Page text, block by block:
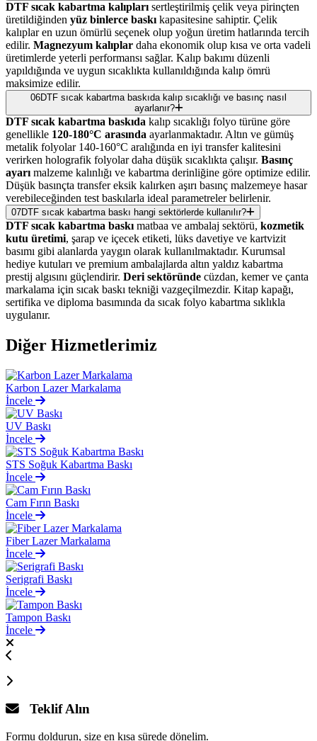
DTF sıcak kabartma kalıplarısertleştirilmiş çelik veya pirinçten
üretildiğinden yüz binlerce baskıkapasitesine sahiptir. Çelik
kalıplar en uzun ömürlü seçenek olup yoğun üretim hatlarında tercih
edilir. Magnezyum kalıplar daha ekonomik olup kısa ve orta vadeli
üretimlerde yeterli performansı sağlar. Kalıp bakımı düzenli
yapıldığında ve uygun sıcaklıkta kullanıldığında kalıp ömrü
maksimize edilir.
06DTF sıcak kabartma baskıda kalıp sıcaklığı ve basınç nasıl
ayarlanır?
DTF sıcak kabartma baskıda kalıp sıcaklığı folyo türüne göre
genellikle 120-180°C arasında ayarlanmaktadır. Altın ve gümüş
metalik folyolar 140-160°C aralığında en iyi transfer kalitesini
verirken holografik folyolar daha düşük sıcaklıkta çalışır. Basınç
ayarımalzeme kalınlığı ve kabartma derinliğine göre optimize edilir.
Düşük basınçta transfer eksik kalırken aşırı basınç malzemeye hasar
verebileceğinden test baskılarla ideal parametreler belirlenir.
07DTF sıcak kabartma baskı hangi sektörlerde kullanılır?
DTF sıcak kabartma baskımatbaa ve ambalaj sektörü, kozmetik
kutu üretimi, şarap ve içecek etiketi, lüks davetiye ve kartvizit
basımı gibi alanlarda yaygın olarak kullanılmaktadır. Kurumsal
hediye kutuları ve premium ambalajlarda altın yaldız kabartma
prestij algısını güçlendirir. Deri sektöründe cüzdan, kemer ve çanta
markalama için sıcak baskı tekniği vazgeçilmezdir. Kitap kapağı,
sertifika ve diploma basımında da sıcak folyo kabartma sıklıkla
uygulanır.
Diğer Hizmetlerimiz
Karbon Lazer Markalama
İncele
UV Baskı
İncele
STS Soğuk Kabartma Baskı
İncele
Cam Fırın Baskı
İncele
Fiber Lazer Markalama
İncele
Serigrafi Baskı
İncele
Tampon Baskı
İncele
Teklif Alın
Formu doldurun, size en kısa sürede dönelim.